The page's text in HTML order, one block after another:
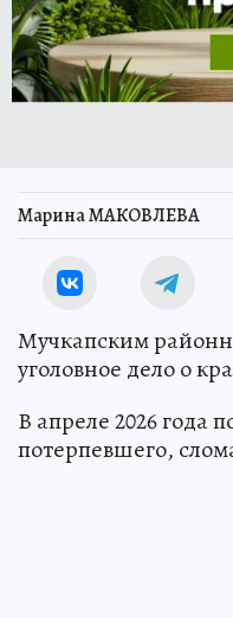
Марина МАКОВЛЕВА
Мучкапским
уголовное дело о
В апреле 2026 года
потерпевшего,